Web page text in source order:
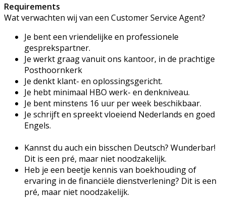
Requirements
Wat verwachten wij van een Customer Service Agent?
Je bent een vriendelijke en professionele
gesprekspartner.
Je werkt graag vanuit ons kantoor, in de prachtige
Posthoornkerk
Je denkt klant- en oplossingsgericht.
Je hebt minimaal HBO werk- en denkniveau.
Je bent minstens 16 uur per week beschikbaar.
Je schrijft en spreekt vloeiend Nederlands en goed
Engels.
Kannst du auch ein bisschen Deutsch? Wunderbar!
Dit is een pré, maar niet noodzakelijk.
Heb je een beetje kennis van boekhouding of
ervaring in de financiële dienstverlening? Dit is een
pré, maar niet noodzakelijk.